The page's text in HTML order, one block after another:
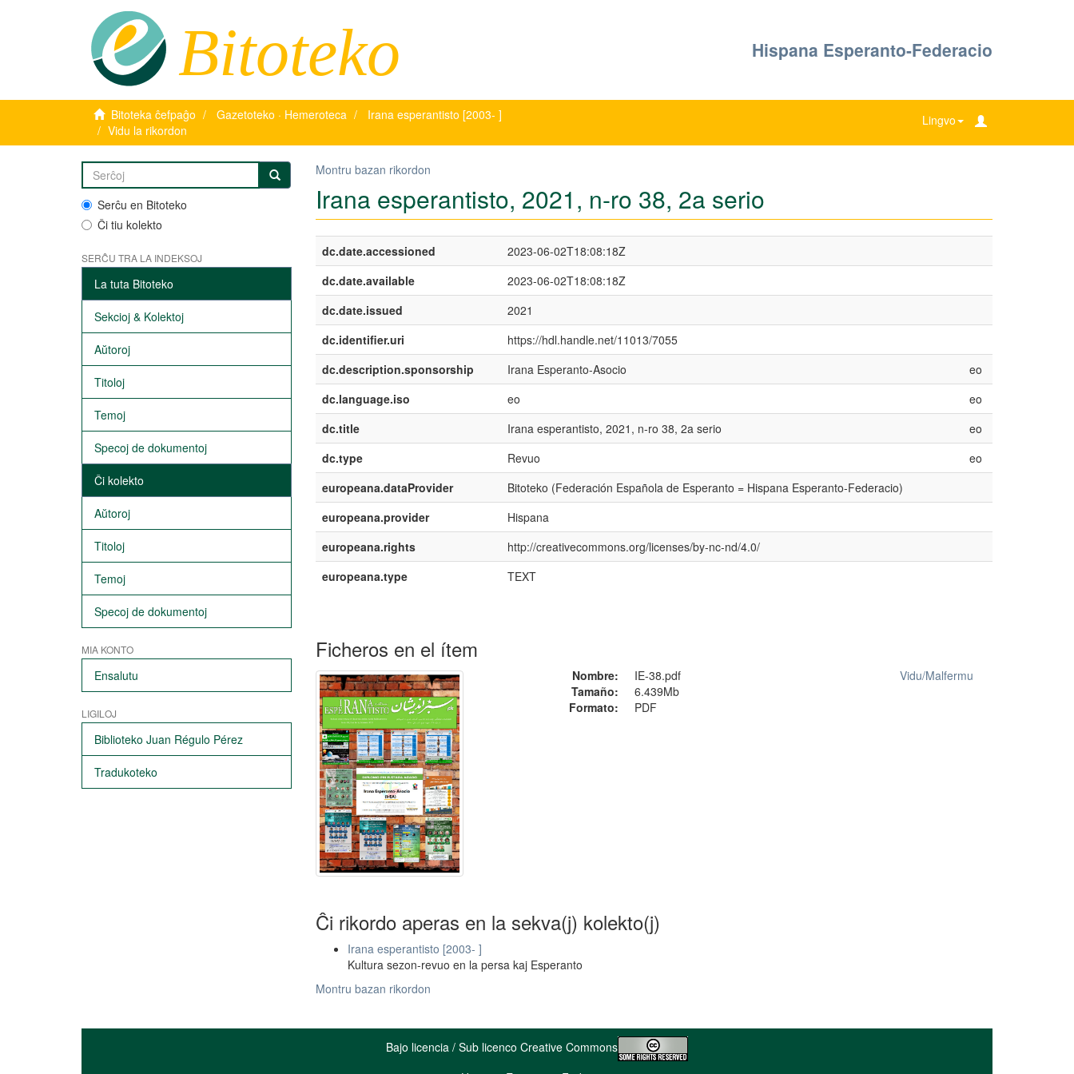
Bitoteko Hispana Esperanto-Federacio
Bitoteka ĉefpaĝo Gazetoteko · Hemeroteca
Irana esperantisto [2003- ]
Vidu la rikordon
Lingvo
Serĉu en Bitoteko
Ĉi tiu kolekto
SERĈU TRA LA INDEKSOJ
La tuta Bitoteko
Sekcioj & Kolektoj
Aŭtoroj
Titoloj
Temoj
Specoj de dokumentoj
Ĉi kolekto
Aŭtoroj
Titoloj
Temoj
Specoj de dokumentoj
MIA KONTO
Ensalutu
LIGILOJ
Biblioteko Juan Régulo Pérez
Tradukoteko
Montru bazan rikordon
Irana esperantisto, 2021, n-ro 38, 2a serio
dc.date.accessioned
2023-06-02T18:08:18Z
dc.date.available
2023-06-02T18:08:18Z
dc.date.issued
2021
dc.identifier.uri
https://hdl.handle.net/11013/7055
dc.description.sponsorship
Irana Esperanto-Asocio
eo
dc.language.iso
eo
eo
dc.title
Irana esperantisto, 2021, n-ro 38, 2a serio
eo
dc.type
Revuo
eo
europeana.dataProvider
Bitoteko (Federación Española de Esperanto = Hispana Esperanto-Federacio)
europeana.provider
Hispana
europeana.rights
http://creativecommons.org/licenses/by-nc-nd/4.0/
europeana.type
TEXT
Ficheros en el ítem
Nombre:
IE-38.pdf
Tamaño:
6.439Mb
Formato:
PDF
Vidu/Malfermu
Ĉi rikordo aperas en la sekva(j) kolekto(j)
Irana esperantisto [2003- ]
Kultura sezon-revuo en la persa kaj Esperanto
Montru bazan rikordon
Bajo licencia / Sub licenco Creative Commons